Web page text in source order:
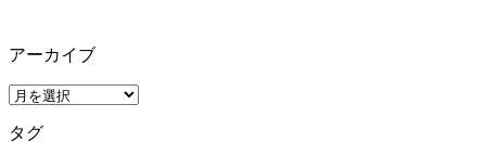
アーカイブ
ア
カ
タグ